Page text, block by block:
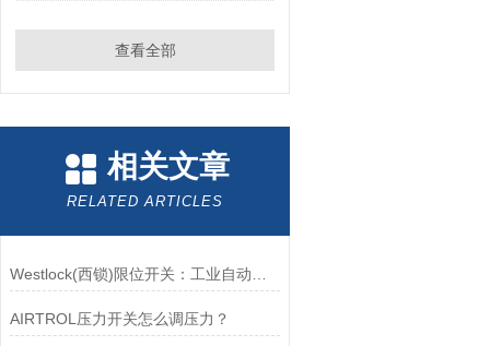
查看全部
相关文章
RELATED ARTICLES
AIRTROL压力开关怎么调压力？